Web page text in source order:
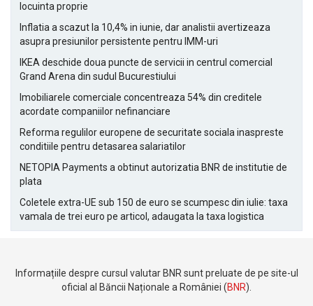
locuinta proprie
Inflatia a scazut la 10,4% in iunie, dar analistii avertizeaza
asupra presiunilor persistente pentru IMM-uri
IKEA deschide doua puncte de servicii in centrul comercial
Grand Arena din sudul Bucurestiului
Imobiliarele comerciale concentreaza 54% din creditele
acordate companiilor nefinanciare
Reforma regulilor europene de securitate sociala inaspreste
conditiile pentru detasarea salariatilor
NETOPIA Payments a obtinut autorizatia BNR de institutie de
plata
Coletele extra-UE sub 150 de euro se scumpesc din iulie: taxa
vamala de trei euro pe articol, adaugata la taxa logistica
Informațiile despre cursul valutar BNR sunt preluate de pe site-ul
oficial al Băncii Naționale a României (BNR).